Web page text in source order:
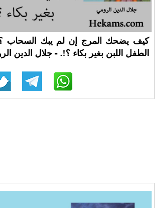
كيف يضحك المرج إن لم يبك السحاب
الطفل اللبن بغير بكاء ؟!. - جلال الدين